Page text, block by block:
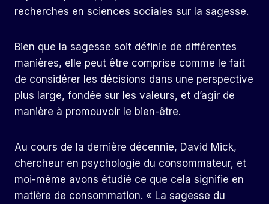
recherches en sciences sociales sur la sagesse.
Bien que la sagesse soit définie de différentes
manières, elle peut être comprise comme le fait
de considérer les décisions dans une perspective
plus large, fondée sur les valeurs, et d’agir de
manière à promouvoir le bien-être.
Au cours de la dernière décennie, David Mick,
chercheur en psychologie du consommateur, et
moi-même avons étudié ce que cela signifie en
matière de consommation. « La sagesse du